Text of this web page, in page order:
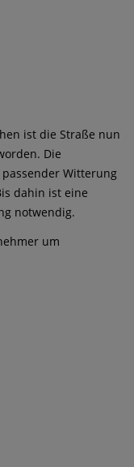
ist die Straße nun
Die
Witterung
dahin ist eine
notwendig.
um